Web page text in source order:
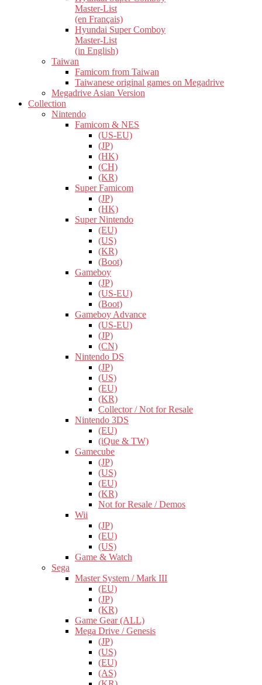
Master-List
(en Français)
Hyundai Super Comboy
Master-List
(in English)
Taiwan
Famicom from Taiwan
Taiwanese original games on Megadrive
Megadrive Asian Version
Collection
Nintendo
Famicom & NES
(US-EU)
(JP)
(HK)
(CH)
(KR)
Super Famicom
(JP)
(HK)
Super Nintendo
(EU)
(US)
(KR)
(Boot)
Gameboy
(JP)
(US-EU)
(Boot)
Gameboy Advance
(US-EU)
(JP)
(CN)
Nintendo DS
(JP)
(US)
(EU)
(KR)
Collector / Not for Resale
Nintendo 3DS
(EU)
(iQue & TW)
Gamecube
(JP)
(US)
(EU)
(KR)
Not for Resale / Demos
Wii
(JP)
(EU)
(US)
Game & Watch
Sega
Master System / Mark III
(EU)
(JP)
(KR)
Game Gear (ALL)
Mega Drive / Genesis
(JP)
(US)
(EU)
(AS)